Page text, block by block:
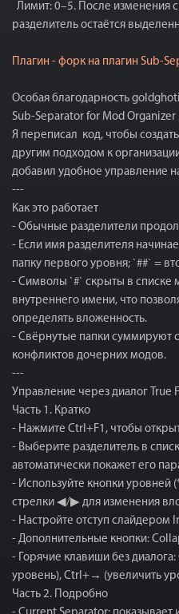
Лимит: 0–5. После изменения
разделитель остаётся
Плагин - форк на плагин Sub-
Особая благодарность
Sub-Separator for Mod
Я переписал код, чтобы
другим подходом к
добавил удобное управление
---
Как это работает
- Обычные разделители
- Если имя разделителя
папку первого уровня; `##` =
- Символы `#` скрыты в списке
внутреннего имени, что
определять вложенность.
- Свёрнутые папки суммируют
конфликтов дочерних модов.
---
Управление через диалог True
Часть 1. Кратко
- Нажмите Ctrl+F1, чтобы
- Выберите разделитель в
автоматически покажет его
- Используйте кнопки уровней
стрелки ◀/▶ для изменения
- Настройте отступ слайдером
- Дополнительные кнопки:
- Горячие клавиши без
уровень), Ctrl+→ (увеличить
Часть 2. Подробно